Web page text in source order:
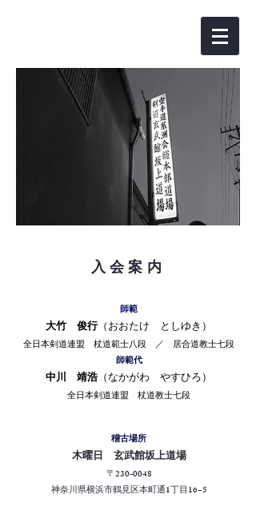
​入会案内
師範
大竹 俊行（おおたけ としゆき）
全日本剣道連盟 杖道範士八段 ／ 居合道教士七段​
師範代
中川 靖浩 （なかがわ やすひろ）
全日本剣道連盟 杖道教士七段​
稽古場所
木曜日 玄武館坂上道場
〒230-0048
神奈川県横浜市鶴見区本町通1丁目16−5